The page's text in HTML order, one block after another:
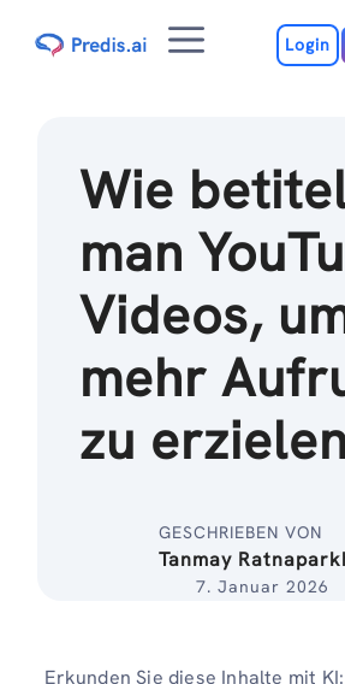
Inhalt
MenuLogin
Wie
man
Videos,
mehr
zu
GESCHRIEBEN VON
Tanmay
7. Januar 2026
Erkunden Sie diese Inhalte mit KI: